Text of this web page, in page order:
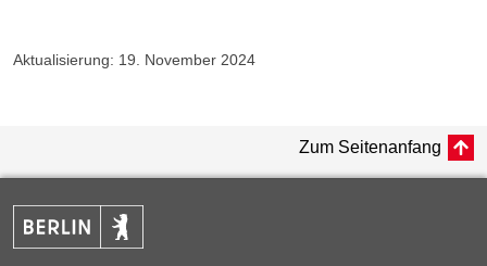
Aktualisierung: 19. November 2024
Zum Seitenanfang